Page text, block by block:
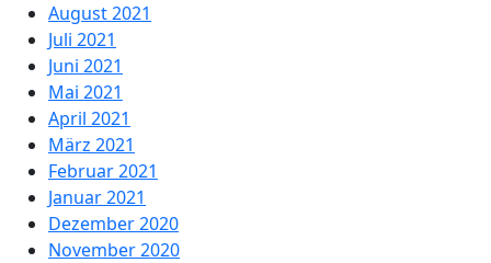
August 2021
Juli 2021
Juni 2021
Mai 2021
April 2021
März 2021
Februar 2021
Januar 2021
Dezember 2020
November 2020